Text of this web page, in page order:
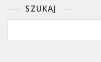
SZUKAJ